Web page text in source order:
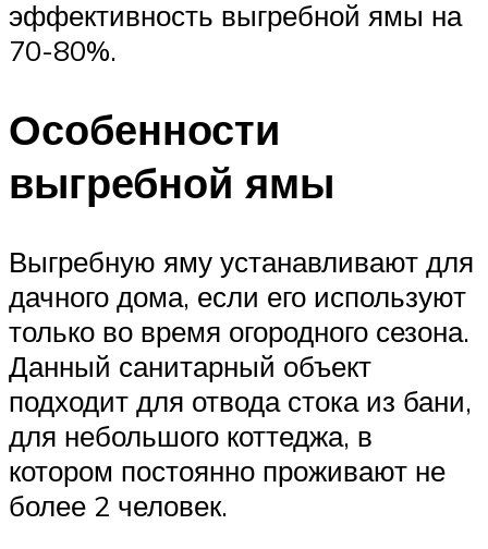
эффективность выгребной ямы на
70-80%.
Особенности
выгребной ямы
Выгребную яму устанавливают для
дачного дома, если его используют
только во время огородного сезона.
Данный санитарный объект
подходит для отвода стока из бани,
для небольшого коттеджа, в
котором постоянно проживают не
более 2 человек.